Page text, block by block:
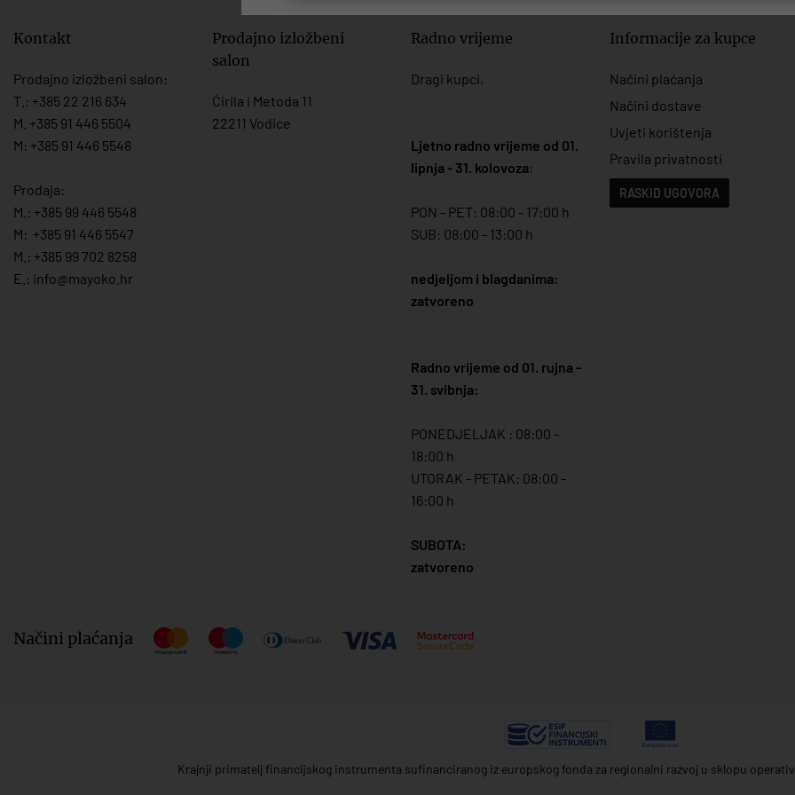
Kontakt
Prodajno izložbeni salon:
T.: +385 22 216 634
M. +385 91 446 5504
M: +385 91 446 5548
Prodaja:
M.: +385 99 446 5548
M: +385 91 446 5547
M.: +385 99 702 8258
E.: info@mayoko. hr
Prodajno izložbeni
salon
Ćirila i Metoda 11
22211 Vodice
Radno vrijeme
Dragi kupci,
Ljetno radno vrijeme od 01.
lipnja - 31. kolovoza:
PON - PET: 08:00 - 17:00 h
SUB: 08:00 - 13:00 h
nedjeljom i blagdanima:
zatvoreno
Radno vrijeme od 01. rujna -
31. svibnja:
PONEDJELJAK : 08:00 -
18:00 h
UTORAK - PETAK: 08:00 -
16:00 h
SUBOTA:
zatvoreno
Informacije za kupce
Načini plaćanja
Načini dostave
Uvjeti korištenja
Pravila privatnosti
RASKID UGOVORA
Načini plaćanja
Krajnji primatelj financijskog instrumenta sufinanciranog iz europskog fonda za regionalni razvoj u sklopu